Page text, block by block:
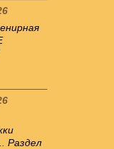
Раздел